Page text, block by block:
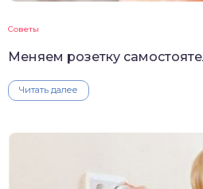
Советы
Меняем розетку
Читать далее